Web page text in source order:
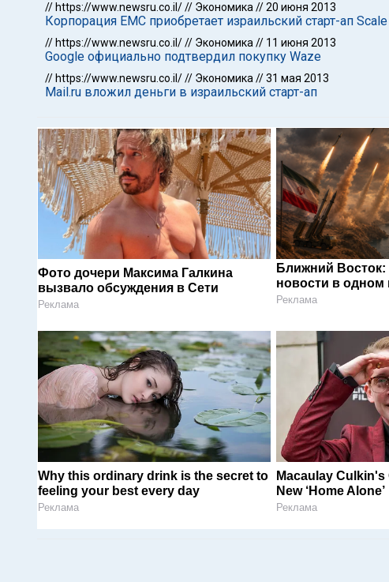
// https://www.newsru.co.il/// Экономика //20 июня 2013
Корпорация EMC приобретает израильский старт-ап
// https://www.newsru.co.il/// Экономика // 11 июня 2013
Google официально подтвердил покупку Waze
// https://www.newsru.co.il/// Экономика //31 мая 2013
Mail.ru вложил деньги в израильский старт-ап
Фото дочери Максима Галкина
вызвало обсуждения в Сети
Реклама
Ближний
новости в одном
Реклама
Why this ordinary drink is the secret to
feeling your best every day
Реклама
Macaulay Culkin's
New ‘Home Alone’
Реклама